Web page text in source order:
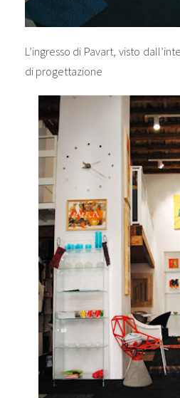
L’ingresso di Pavart, visto
di progettazione